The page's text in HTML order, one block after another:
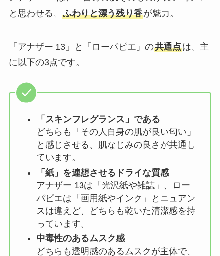
と思わせる、 ふわりと漂う残り香が魅力。
「アナザー 13」と「ローパピエ」の共通点は、主
に以下の3点です。
「スキンフレグランス」である
どちらも「その人自身の肌が良い匂い」
と感じさせる、肌なじみの良さが共通し
ています。
「紙」を連想させるドライな質感
アナザー 13は「光沢紙や雑誌」、ロー
パピエは「画用紙やインク」とニュアン
スは違えど、どちらも乾いた清潔感を持
っています。
中毒性のあるムスク感
どちらも透明感のあるムスクが主体で、